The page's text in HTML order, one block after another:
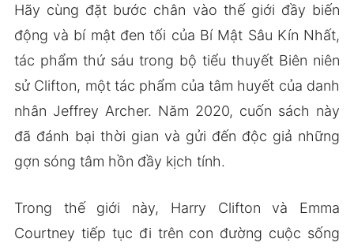
Hãy cùng đặt bước chân vào thế giới đầy biến
động và bí mật đen tối của Bí Mật Sâu Kín Nhất,
tác phẩm thứ sáu trong bộ tiểu thuyết Biên niên
sử Clifton, một tác phẩm của tâm huyết của danh
nhân Jeffrey Archer. Năm 2020, cuốn sách này
đã đánh bại thời gian và gửi đến độc giả những
gợn sóng tâm hồn đầy kịch tính.
Trong thế giới này, Harry Clifton và Emma
Courtney tiếp tục đi trên con đường cuộc sống